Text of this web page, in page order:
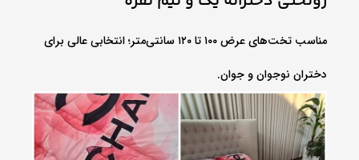
مناسب تخت‌های عرض ۱۰۰ تا ۱۲۰ سانتی‌متر؛ انتخابی عالی برای
دختران نوجوان و جوان.